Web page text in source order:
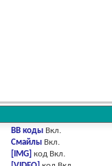
BB коды Вкл.
Смайлы Вкл.
[IMG] код Вкл.